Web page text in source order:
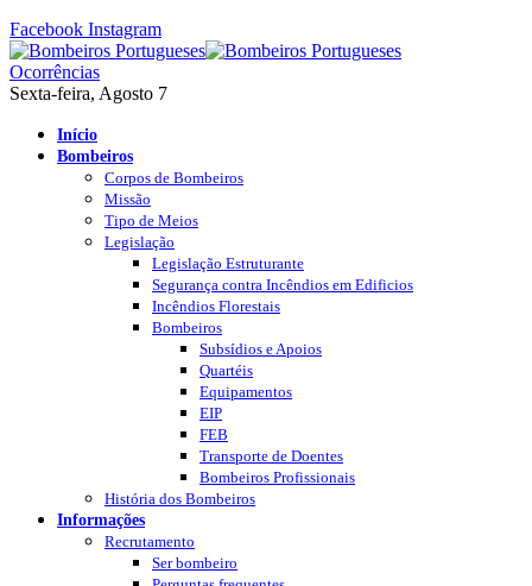
Facebook Instagram
Ocorrências
Sexta-feira, Agosto 7
Início
Bombeiros
Corpos de Bombeiros
Missão
Tipo de Meios
Legislação
Legislação Estruturante
Segurança contra Incêndios em Edificios
Incêndios Florestais
Bombeiros
Subsídios e Apoios
Quartéis
Equipamentos
EIP
FEB
Transporte de Doentes
Bombeiros Profissionais
História dos Bombeiros
Informações
Recrutamento
Ser bombeiro